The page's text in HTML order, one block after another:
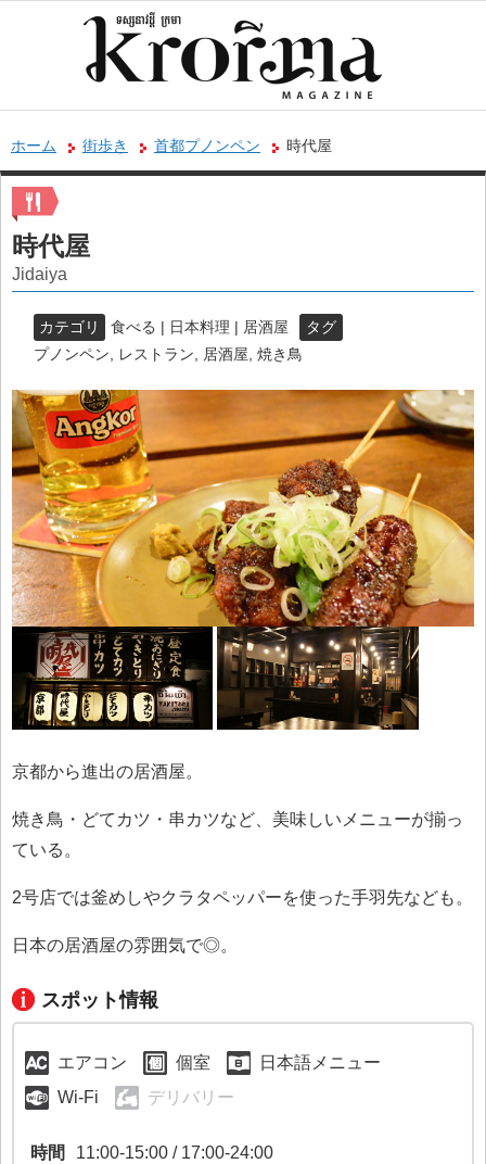
ホーム 街歩き 首都プノンペン 時代屋
時代屋
Jidaiya
カテゴリ 食べる | 日本料理 | 居酒屋
タグ
プノンペン
レストラン 居酒屋 焼き鳥
京都から進出の居酒屋。
焼き鳥・どてカツ・串カツなど、美味しいメニューが揃っ
ている。
2号店では釜めしやクラタペッパーを使った手羽先なども。
日本の居酒屋の雰囲気で◎。
スポット情報
エアコン 個室
日本語メニュー
Wi-Fi
デリバリー
時間
11:00-15:00 / 17:00-24:00